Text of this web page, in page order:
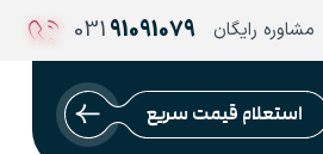
مشاوره رایگان 91091079
031
استعلام قیمت سریع